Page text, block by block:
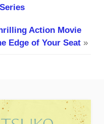
Action Movie
Edge of Your Seat»